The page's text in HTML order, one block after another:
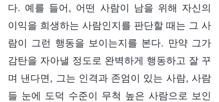
다. 예를 들어, 어떤 사람이 남을 위해 자신의
이익을 희생하는 사람인지를 판단할 때는 그 사
람이 그런 행동을 보이는지를 본다. 만약 그가
감탄을 자아낼 정도로 완벽하게 행동하고 잘 꾸
며 낸다면, 그는 인격과 존엄이 있는 사람, 사람
들 눈에 도덕 수준이 무척 높은 사람으로 보인